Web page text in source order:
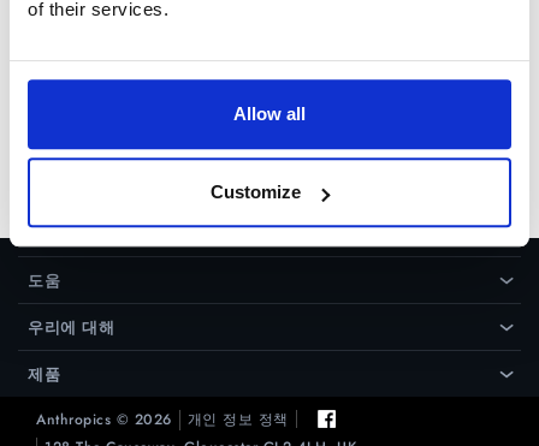
of their services.
Allow all
Customize
고 싶다면, 라이센스 매니저를 이용
태로 바꾼 후 , 다시 포트레이트 프
로를 사용할 수 있는 새로운 토큰을
생성하시면 됩니다. 이곳으로 가세요
도움 ›
우리에 대해 ›
제품 ›
Anthropics © 2026
개인 정보 정책